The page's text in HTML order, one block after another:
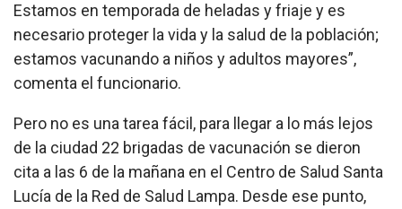
Estamos en temporada de heladas y friaje y es
necesario proteger la vida y la salud de la población;
estamos vacunando a niños y adultos mayores”,
comenta el funcionario.
Pero no es una tarea fácil, para llegar a lo más lejos
de la ciudad 22 brigadas de vacunación se dieron
cita a las 6 de la mañana en el Centro de Salud Santa
Lucía de la Red de Salud Lampa. Desde ese punto,